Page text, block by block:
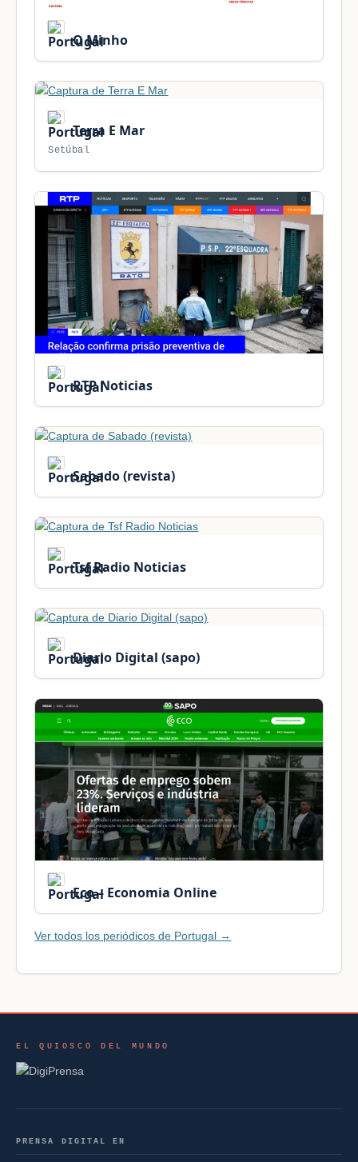
O Minho
Terra E Mar
Setúbal
RTP Noticias
Sabado (revista)
Tsf Radio Noticias
Diario Digital (sapo)
Eco – Economia Online
Ver todos los periódicos de Portugal →
EL QUIOSCO DEL MUNDO
PRENSA DIGITAL EN